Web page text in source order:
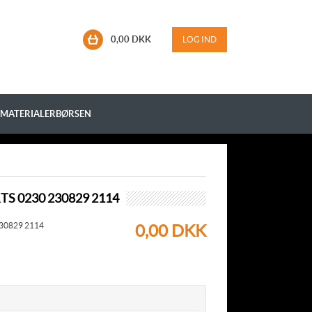
LOG IND
0,00 DKK
MATERIALERBØRSEN
0230 230829 2114
2114
0,00 DKK